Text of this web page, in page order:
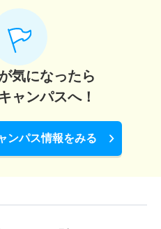
気になったら
ャンパスへ！
ンパス情報をみる